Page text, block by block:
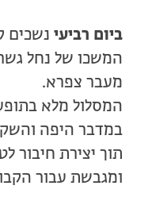
ביום רביעי נשכים
המשכו של נחל
מעבר צפרא.
המסלול מלא
במדבר היפה
תוך יצירת חיבור
ומגבשת עבור